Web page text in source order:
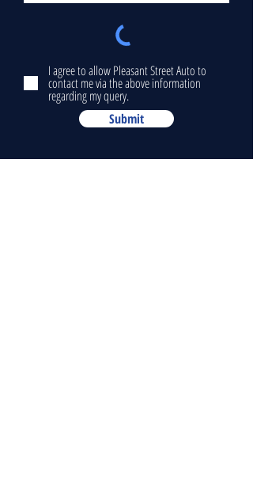
I agree to allow Pleasant Street Auto to
contact me via the above information
regarding my query.
Submit